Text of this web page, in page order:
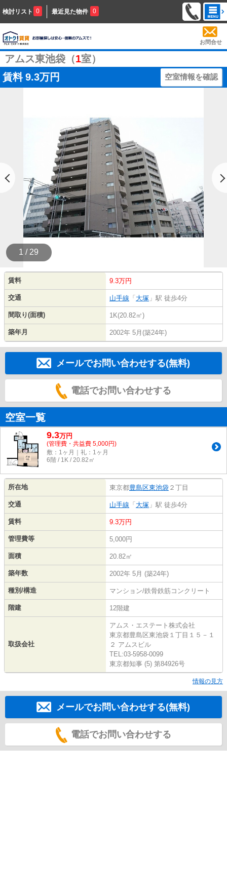
検討リスト 0 最近見た物件 0
お問合せ
アムス東池袋（1室）
賃料 9.3万円 空室情報を確認
1 / 29
賃料 9.3万円
交通 山手線 「 大塚 」駅 徒歩4分
間取り(面積) 1K(20.82㎡)
築年月 2002年 5月(築24年)
メールでお問い合わせする(無料)
電話でお問い合わせする
空室一覧
9.3万円
(管理費・共益費 5,000円)
敷：1ヶ月｜礼：1ヶ月
6階 / 1K / 20.82㎡
所在地 東京都豊島区東池袋 ２丁目
交通 山手線 「 大塚 」駅 徒歩4分
賃料 9.3万円
管理費等 5,000円
面積 20.82㎡
築年数 2002年 5月 (築24年)
種別/構造 マンション/鉄骨鉄筋コンクリート
階建 12階建
取扱会社
アムス・エステート株式会社
東京都豊島区東池袋１丁目１５－１
２ アムスビル
TEL:03-5958-0099
東京都知事 (5) 第84926号
情報の見方
メールでお問い合わせする(無料)
電話でお問い合わせする